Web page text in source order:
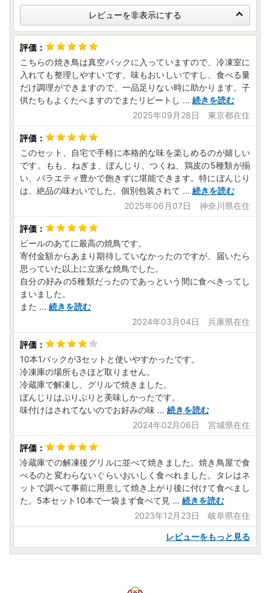
レビューを非表示にする
こちらの焼き鳥は真空パックに入っていますので、冷凍室に
入れても整理しやすいです。味もおいしいですし、食べる量
だけ調理ができますので、一品足りない時に助かります。子
供たちもよくたべますのでまたリピートし ... 続きを読む
2025年09月28日 東京都在住
このセット、自宅で手軽に本格的な味を楽しめるのが嬉しい
です。もも、ねぎま、ぼんじり、つくね、鶏皮の5種類が揃
い、バラエティ豊かで飽きずに堪能できます。特にぼんじり
は、絶品の味わいでした。個別包装されて ... 続きを読む
2025年06月07日 神奈川県在住
ビールのあてに最高の焼鳥です。
寄付金額からあまり期待していなかったのですが、届いたら
思っていた以上に立派な焼鳥でした。
自分の好みの5種類だったのであっという間に食べきってし
まいました。
また ... 続きを読む
2024年03月04日 兵庫県在住
10本1パックが3セットと使いやすかったです。
冷凍庫の場所もさほど取りません。
冷蔵庫で解凍し、グリルで焼きました。
ぼんじりはぷりぷりと美味しかったです。
味付けはされてないのでお好みの味 ... 続きを読む
2024年02月06日 宮城県在住
冷蔵庫での解凍後グリルに並べて焼きました。焼き鳥屋で食
べるのと変わらないぐらいおいしく食べれました。タレはネ
ットで調べて事前に用意して焼き上がり後に付けて食べまし
た。5本セット10本で一袋まず食べて見 ... 続きを読む
2023年12月23日 岐阜県在住
レビューをもっと見る